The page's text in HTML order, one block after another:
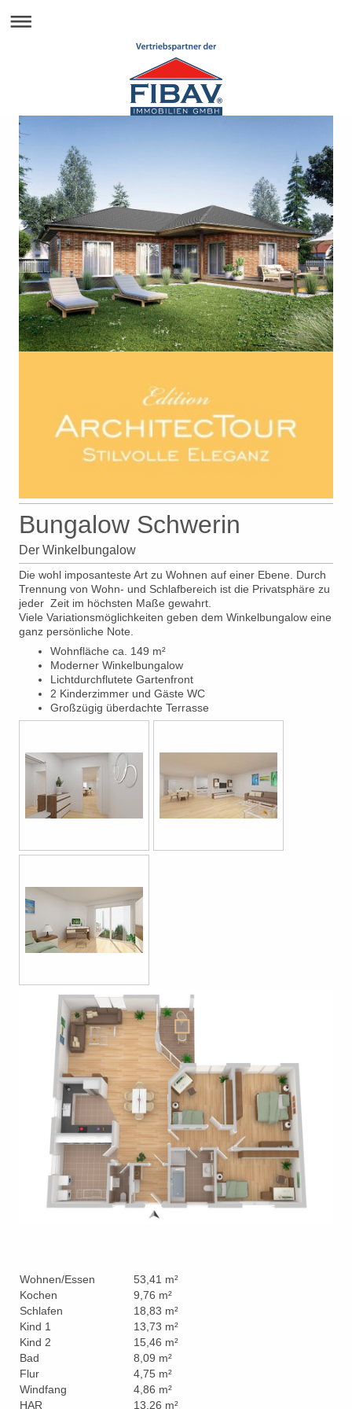
Bungalow Schwerin
Der Winkelbungalow
Die wohl imposanteste Art zu Wohnen auf einer Ebene. Durch
Trennung von Wohn- und Schlafbereich ist die Privatsphäre zu
jeder Zeit im höchsten Maße gewahrt.
Viele Variationsmöglichkeiten geben dem Winkelbungalow eine
ganz persönliche Note.
Wohnfläche ca. 149 m²
Moderner Winkelbungalow
Lichtdurchflutete Gartenfront
2 Kinderzimmer und Gäste WC
Großzügig überdachte Terrasse
Wohnen/Essen
53,41 m²
Kochen
9,76 m²
Schlafen
18,83 m²
Kind 1
13,73 m²
Kind 2
15,46 m²
Bad
8,09 m²
Flur
4,75 m²
Windfang
4,86 m²
HAR
13,26 m²